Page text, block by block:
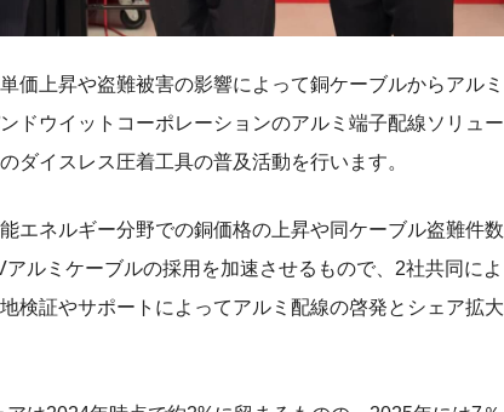
価上昇や盗難被害の影響によって銅ケーブルからアルミ
ドウイットコーポレーションのアルミ端子配線ソリュー
ダイスレス圧着工具の普及活動を行います。
エネルギー分野での銅価格の上昇や同ケーブル盗難件数
ルミケーブルの採用を加速させるもので、2社共同によ
検証やサポートによってアルミ配線の啓発とシェア拡大